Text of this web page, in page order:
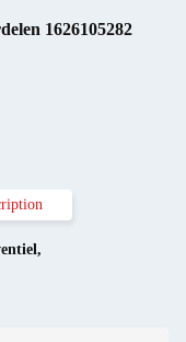
1626105282
,